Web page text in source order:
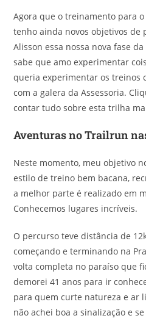
Agora que o treinamento para
tenho ainda novos objetivos de
Alisson essa nossa nova fase
sabe que amo experimentar
queria experimentar os treinos
com a galera da Assessoria.
contar tudo sobre esta trilha
Aventuras no Trailrun
Neste momento, meu objetivo
estilo de treino bem bacana,
a melhor parte é realizado em
Conhecemos lugares incríveis.
O percurso teve distância de
começando e terminando na
volta completa no paraíso que
demorei 41 anos para ir
para quem curte natureza e ar
não achei boa a sinalização e